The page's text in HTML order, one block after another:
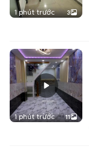
1 phút trước 3
1 phút trước 11